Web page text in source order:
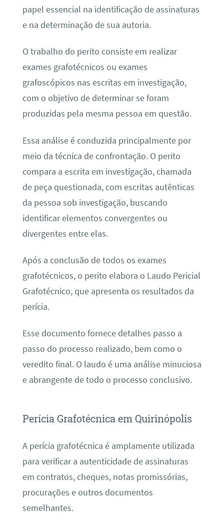
papel essencial na identificação de assinaturas
e na determinação de sua autoria.
O trabalho do perito consiste em realizar
exames grafotécnicos ou exames
grafoscópicos nas escritas em investigação,
com o objetivo de determinar se foram
produzidas pela mesma pessoa em questão.
Essa análise é conduzida principalmente por
meio da técnica de confrontação. O perito
compara a escrita em investigação, chamada
de peça questionada, com escritas autênticas
da pessoa sob investigação, buscando
identificar elementos convergentes ou
divergentes entre elas.
Após a conclusão de todos os exames
grafotécnicos, o perito elabora o Laudo Pericial
Grafotécnico, que apresenta os resultados da
perícia.
Esse documento fornece detalhes passo a
passo do processo realizado, bem como o
veredito final. O laudo é uma análise minuciosa
e abrangente de todo o processo conclusivo.
Perícia Grafotécnica em Quirinópolis
A perícia grafotécnica é amplamente utilizada
para verificar a autenticidade de assinaturas
em contratos, cheques, notas promissórias,
procurações e outros documentos
semelhantes.